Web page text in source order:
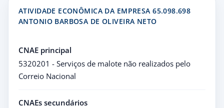
ATIVIDADE ECONÔMICA DA EMPRESA 65.098.698
ANTONIO BARBOSA DE OLIVEIRA NETO
CNAE principal
5320201 - Serviços de malote não realizados pelo
Correio Nacional
CNAEs secundários